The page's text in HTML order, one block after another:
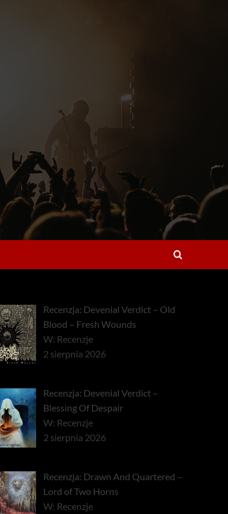
Recenzja: Devenial Verdict – Old
Blood – Fresh Wounds
W: Recenzje
2 sierpnia 2026
Recenzja: Devenial Verdict –
Blessing Of Despair
W: Recenzje
2 sierpnia 2026
Recenzja: Drawn And Quartered –
Lord of Two Horns
W: Recenzje